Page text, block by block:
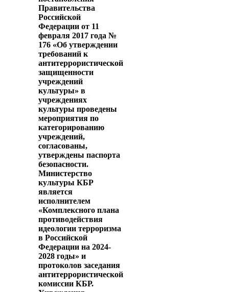
Правительства
Российской
Федерации от 11
февраля 2017 года №
176 «Об утверждении
требований к
антитеррористической
защищенности
учреждений
культуры» в
учреждениях
культуры проведены
мероприятия по
категорированию
учреждений,
согласованы,
утверждены паспорта
безопасности.
Министерство
культуры КБР
является
исполнителем
«Комплексного плана
противодействия
идеологии терроризма
в Российской
Федерации на 2024-
2028 годы» и
протоколов заседания
антитеррористической
комиссии КБР.